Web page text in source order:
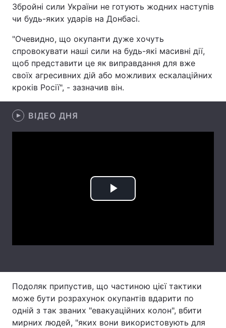
Техно і зв'язок Лайт
Зброя Інциденти
Здоров'я Туризм
Цікавинки
Думки
Вакансії
Послуги
Збройні сили України не готують жодних наступів
чи будь-яких ударів на Донбасі.
"Очевидно, що окупанти дуже хочуть
спровокувати наші сили на будь-які масивні дії,
щоб представити це як виправдання для вже
своїх агресивних дій або можливих ескалаційних
кроків Росії", - зазначив він.
ВІДЕО ДНЯ
Play
Подоляк припустив, що частиною цієї тактики
може бути розрахунок окупантів вдарити по
одній з так званих "евакуаційних колон", вбити
мирних людей, "яких вони використовують для